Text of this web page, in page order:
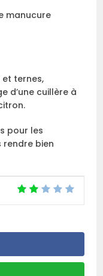
manucure
et ternes,
d’une cuillère à
pour les
bien